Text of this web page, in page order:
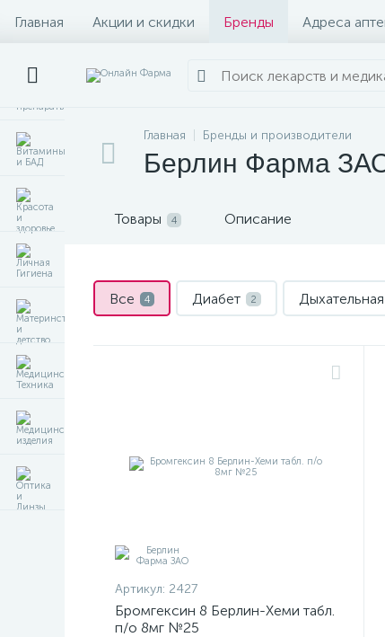
Главная Акции и скидки Бренды Адреса
Главная Бренды и производители
Берлин Фарма
Товары 4 Описание
Все 4 Диабет 2
Артикул: 2427
Бромгексин 8 Берлин-Хеми табл.
п/о 8мг №25